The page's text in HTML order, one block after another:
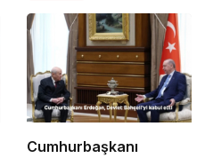
Cumhurbaşkanı